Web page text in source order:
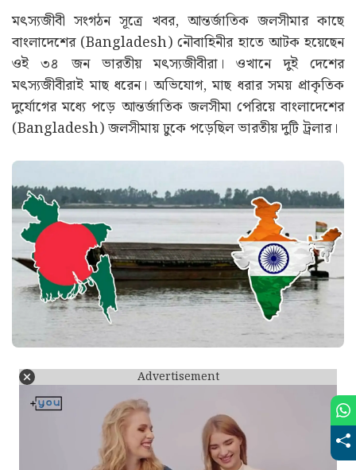
মৎস্যজীবী সংগঠন সূত্রে খবর, আন্তর্জাতিক জলসীমার কাছে
বাংলাদেশের (Bangladesh) নৌবাহিনীর হাতে আটক হয়েছেন
ওই ৩৪ জন ভারতীয় মৎস্যজীবীরা। ওখানে দুই দেশের
মৎস্যজীবীরাই মাছ ধরেন। অভিযোগ, মাছ ধরার সময় প্রাকৃতিক
দুর্যোগের মধ্যে পড়ে আন্তর্জাতিক জলসীমা পেরিয়ে বাংলাদেশের
(Bangladesh) জলসীমায় ঢুকে পড়েছিল ভারতীয় দুটি ট্রলার।
Advertisement